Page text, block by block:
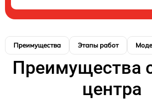
Преимущества Этапы работ
Преимущества
центра